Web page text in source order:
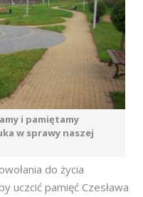
i pamiętamy
w sprawy naszej
do życia
uczcić pamięć Czesława